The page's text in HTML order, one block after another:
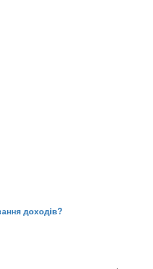
доходів?